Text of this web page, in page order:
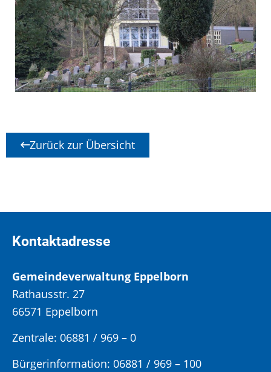
Zurück zur Übersicht
Kontaktadresse
Gemeindeverwaltung Eppelborn
Rathausstr. 27
66571 Eppelborn
Zentrale: 06881 / 969 – 0
Bürgerinformation: 06881 / 969 – 100